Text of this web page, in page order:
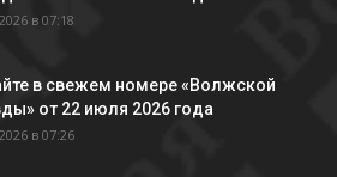
в 07:18
в свежем номере «Волжской
от 22 июля 2026 года
в 07:26